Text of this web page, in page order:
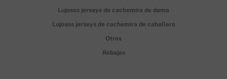
Lujosos jerseys de cachemira de dama
Lujosos jerseys de cachemira de caballero
Otros
Rebajas